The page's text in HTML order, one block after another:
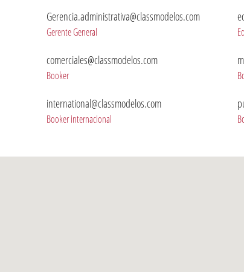
Gerencia.administrativa@classmodelos.com
Gerente General
comerciales@classmodelos.com
Booker
international@classmodelos.com
Booker internacional